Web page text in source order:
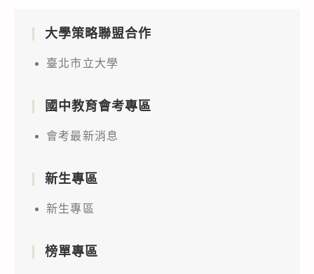
大學策略聯盟合作
臺北市立大學
國中教育會考專區
會考最新消息
新生專區
新生專區
榜單專區